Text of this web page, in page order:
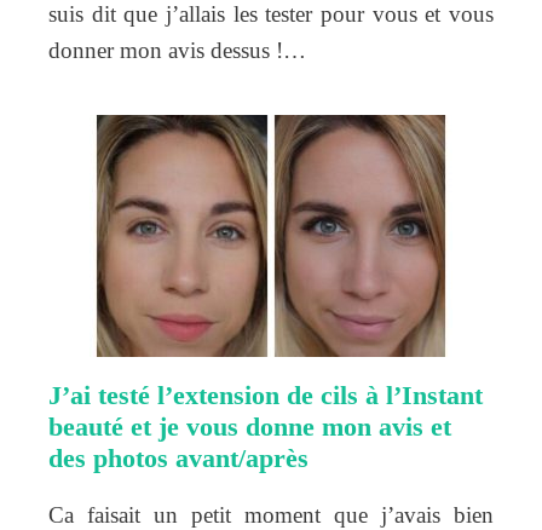
suis dit que j’allais les tester pour vous et vous
donner mon avis dessus !…
J’ai testé l’extension de cils à l’Instant
beauté et je vous donne mon avis et
des photos avant/après
Ca faisait un petit moment que j’avais bien